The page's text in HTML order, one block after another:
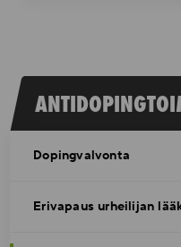
Dopingvalvonta
Erivapaus urheilijan